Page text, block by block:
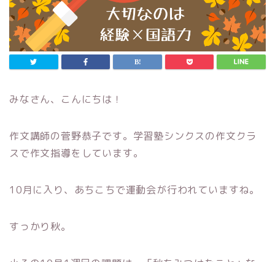
みなさん、こんにちは！
作文講師の菅野恭子です。学習塾シンクスの作文クラ
スで作文指導をしています。
10月に入り、あちこちで運動会が行われていますね。
すっかり秋。